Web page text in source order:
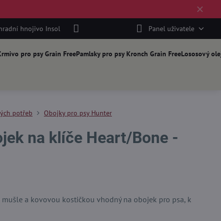
✕
hnojivo Insol Panel uživatele
pro psy Grain FreePamlsky pro psy Kronch Grain FreeLososový
potřeb Obojky pro psy Hunter
na klíče Heart/Bone -
a kovovou kostičkou vhodný na obojek pro psa, k